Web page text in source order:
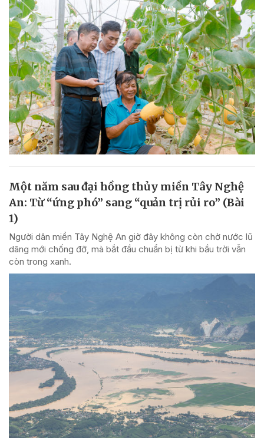
Một năm sau đại hồng thủy miền Tây Nghệ
An: Từ “ứng phó” sang “quản trị rủi ro” (Bài
1)
Người dân miền Tây Nghệ An giờ đây không còn chờ nước lũ
dâng mới chống đỡ, mà bắt đầu chuẩn bị từ khi bầu trời vẫn
còn trong xanh.